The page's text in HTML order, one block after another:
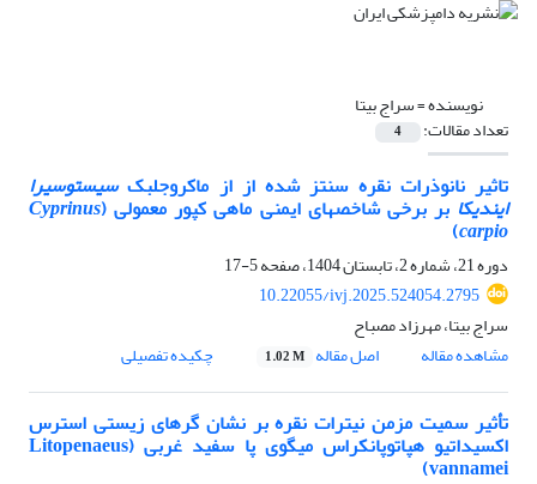
نویسنده =سراج بیتا
تعداد مقالات: 4
تاثیر نانوذرات نقره سنتز شده از از ماکروجلبکسیستوسیرا
ایندیکا بر برخی شاخص­های ایمنی ماهی کپور معمولی (Cyprinus
carpio
)
دوره 21، شماره 2، تابستان 1404، صفحه
5-17
10.22055/ivj.2025.524054.2795
سراج بیتا، مهرزاد مصباح
مشاهده مقاله
اصل مقاله 1.02 M چکیده تفصیلی
تأثیر سمیت مزمن نیترات نقره بر نشان گرهای زیستی استرس
اکسیداتیو هپاتوپانکراس میگوی پا سفید غربی (Litopenaeus
vannamei)